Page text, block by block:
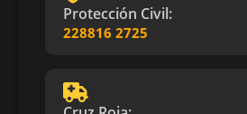
Protección Civil:
228816 2725